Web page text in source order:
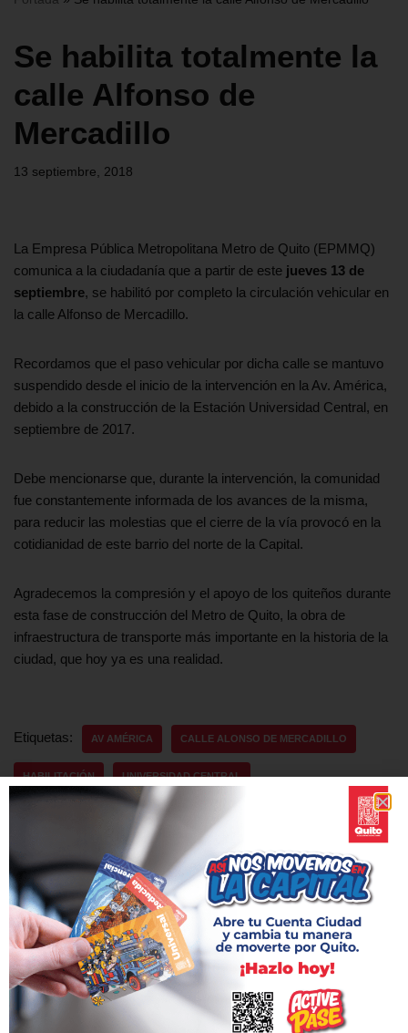
Se habilita totalmente la
calle Alfonso de
Mercadillo
13 septiembre, 2018
La Empresa Pública Metropolitana Metro de Quito (EPMMQ)
comunica a la ciudadanía que a partir de este jueves 13 de
septiembre, se habilitó por completo la circulación vehicular en
la calle Alfonso de Mercadillo.
Recordamos que el paso vehicular por dicha calle se mantuvo
suspendido desde el inicio de la intervención en la Av. América,
debido a la construcción de la Estación Universidad Central, en
septiembre de 2017.
Debe mencionarse que, durante la intervención, la comunidad
fue constantemente informada de los avances de la misma,
para reducir las molestias que el cierre de la vía provocó en la
cotidianidad de este barrio del norte de la Capital.
Agradecemos la compresión y el apoyo de los quiteños durante
esta fase de construcción del Metro de Quito, la obra de
infraestructura de transporte más importante en la historia de la
ciudad, que hoy ya es una realidad.
Etiquetas: AV AMÉRICA CALLE ALONSO DE MERCADILLO
HABILITACIÓN UNIVERSIDAD CENTRAL
ANTERIOR
Cierre parcial en calle
Ramírez Dávalos
SIGUIENTE
14 estaciones del Metro
culminaron su obra civil
Deja una respuesta